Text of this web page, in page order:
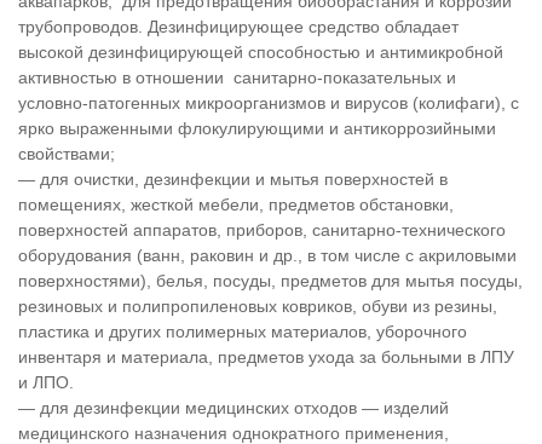
трубопроводов. Дезинфицирующее средство обладает
высокой дезинфицирующей способностью и антимикробной
активностью в отношении санитарно-показательных и
условно-патогенных микроорганизмов и вирусов (колифаги), с
ярко выраженными флокулирующими и антикоррозийными
свойствами;
— для очистки, дезинфекции и мытья поверхностей в
помещениях, жесткой мебели, предметов обстановки,
поверхностей аппаратов, приборов, санитарно-технического
оборудования (ванн, раковин и др., в том числе с акриловыми
поверхностями), белья, посуды, предметов для мытья посуды,
резиновых и полипропиленовых ковриков, обуви из резины,
пластика и других полимерных материалов, уборочного
инвентаря и материала, предметов ухода за больными в ЛПУ
и ЛПО.
— для дезинфекции медицинских отходов — изделий
медицинского назначения однократного применения,